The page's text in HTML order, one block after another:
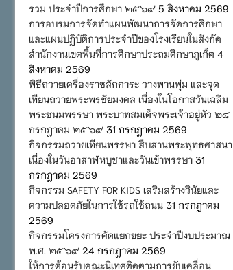
รวม ประจำปีการศึกษา ๒๕๖๙ 5 สิงหาคม 2569
การอบรมการจัดทำแผนพัฒนาการจัดการศึกษา
และแผนปฏิบัติการประจำปีของโรงเรียนในสังกัด
สำนักงานเขตพื้นที่การศึกษาประถมศึกษาภูเก็ต 4
สิงหาคม 2569
พิธีถวายเครื่องราชสักการะ วางพานพุ่ม และจุด
เทียนถวายพระพรชัยมงคล เนื่องในโอกาสวันเฉลิม
พระชนมพรรษา พระบาทสมเด็จพระเจ้าอยู่หัว ๒๘
กรกฎาคม ๒๕๖๙ 31 กรกฎาคม 2569
กิจกรรมถวายเทียนพรรษา สืบสานพระพุทธศาสนา
เนื่องในวันอาสาฬหบูชาและวันเข้าพรรษา 31
กรกฎาคม 2569
กิจกรรม SAFETY FOR KIDS เสริมสร้างวินัยและ
ความปลอดภัยในการใช้รถใช้ถนน 31 กรกฎาคม
2569
กิจกรรมโครงการคัดแยกขยะ ประจำปีงบประมาณ
พ.ศ. ๒๕๖๙ 24 กรกฎาคม 2569
ให้การต้อนรับคณะนิเทศติดตามการขับเคลื่อน